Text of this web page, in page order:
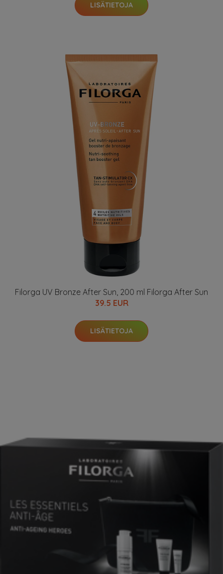
LISÄTIETOJA
Filorga UV Bronze After Sun, 200 ml Filorga After Sun
39.5 EUR
LISÄTIETOJA